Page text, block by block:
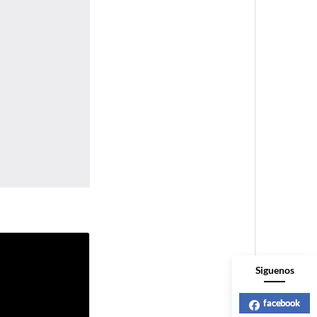
Siguenos
facebook